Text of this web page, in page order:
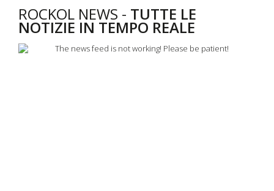
ROCKOL NEWS - TUTTE LE
NOTIZIE IN TEMPO REALE